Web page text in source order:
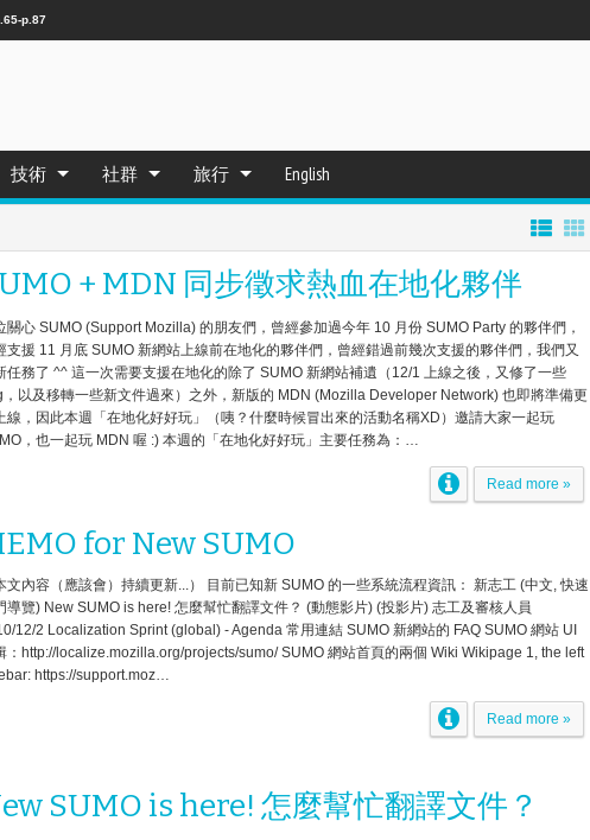
p.87
技術 社群 旅行 English
+ MDN 同步徵求熱血在地化夥伴
關心 SUMO (Support Mozilla) 的朋友們，曾經參加過今年 10 月份 SUMO Party 的夥伴們，
支援 11 月底 SUMO 新網站上線前在地化的夥伴們，曾經錯過前幾次支援的夥伴們，我們又
任務了 ^^ 這一次需要支援在地化的除了 SUMO 新網站補遺（12/1 上線之後，又修了一些
，以及移轉一些新文件過來）之外，新版的 MDN (Mozilla Developer Network) 也即將準備更
線，因此本週「在地化好好玩」（咦？什麼時候冒出來的活動名稱XD）邀請大家一起玩
，也一起玩 MDN 喔 :) 本週的「在地化好好玩」主要任務為：…
Read more »
for New SUMO
文內容（應該會）持續更新...） 目前已知新 SUMO 的一些系統流程資訊： 新志工 (中文, 快速
導覽) New SUMO is here! 怎麼幫忙翻譯文件？ (動態影片) (投影片) 志工及審核人員
12/2 Localization Sprint (global) - Agenda 常用連結 SUMO 新網站的 FAQ SUMO 網站 UI
：http://localize.mozilla.org/projects/sumo/ SUMO 網站首頁的兩個 Wiki Wikipage 1, the left
https://support.moz…
Read more »
SUMO is here! 怎麼幫忙翻譯文件？